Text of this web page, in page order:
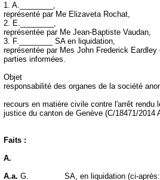
1. A.________,
représenté par Me Elizaveta Rochat,
2. E.________,
représentée par Me Jean-Baptiste Vaudan,
3. F.________ SA en liquidation,
représentée par Mes John Frederick Eardley
parties informées.
Objet
responsabilité des organes de la société
recours en matière civile contre l'arrêt rendu
justice du canton de Genève (C/18471/2014
Faits :
A.
A.a. G.________ SA, en liquidation (ci-